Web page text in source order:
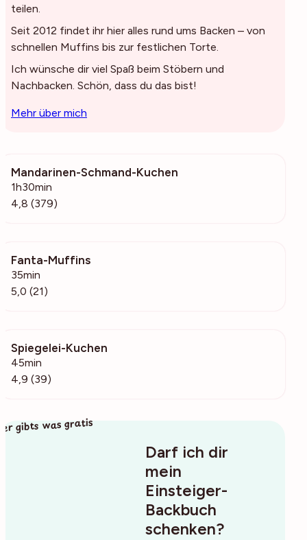
teilen.
Seit 2012 findet ihr hier alles rund ums Backen – von
schnellen Muffins bis zur festlichen Torte.
Ich wünsche dir viel Spaß beim Stöbern und
Nachbacken. Schön, dass du das bist!
Mehr über mich
Mandarinen-Schmand-Kuchen
1h30min
4,8 (379)
Fanta-Muffins
35min
5,0 (21)
Spiegelei-Kuchen
45min
4,9 (39)
Darf ich dir
mein
Einsteiger-
Backbuch
schenken?
gibts was gratis